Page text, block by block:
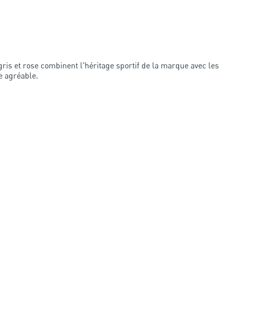
et rose combinent l'héritage sportif de la marque avec les
agréable.